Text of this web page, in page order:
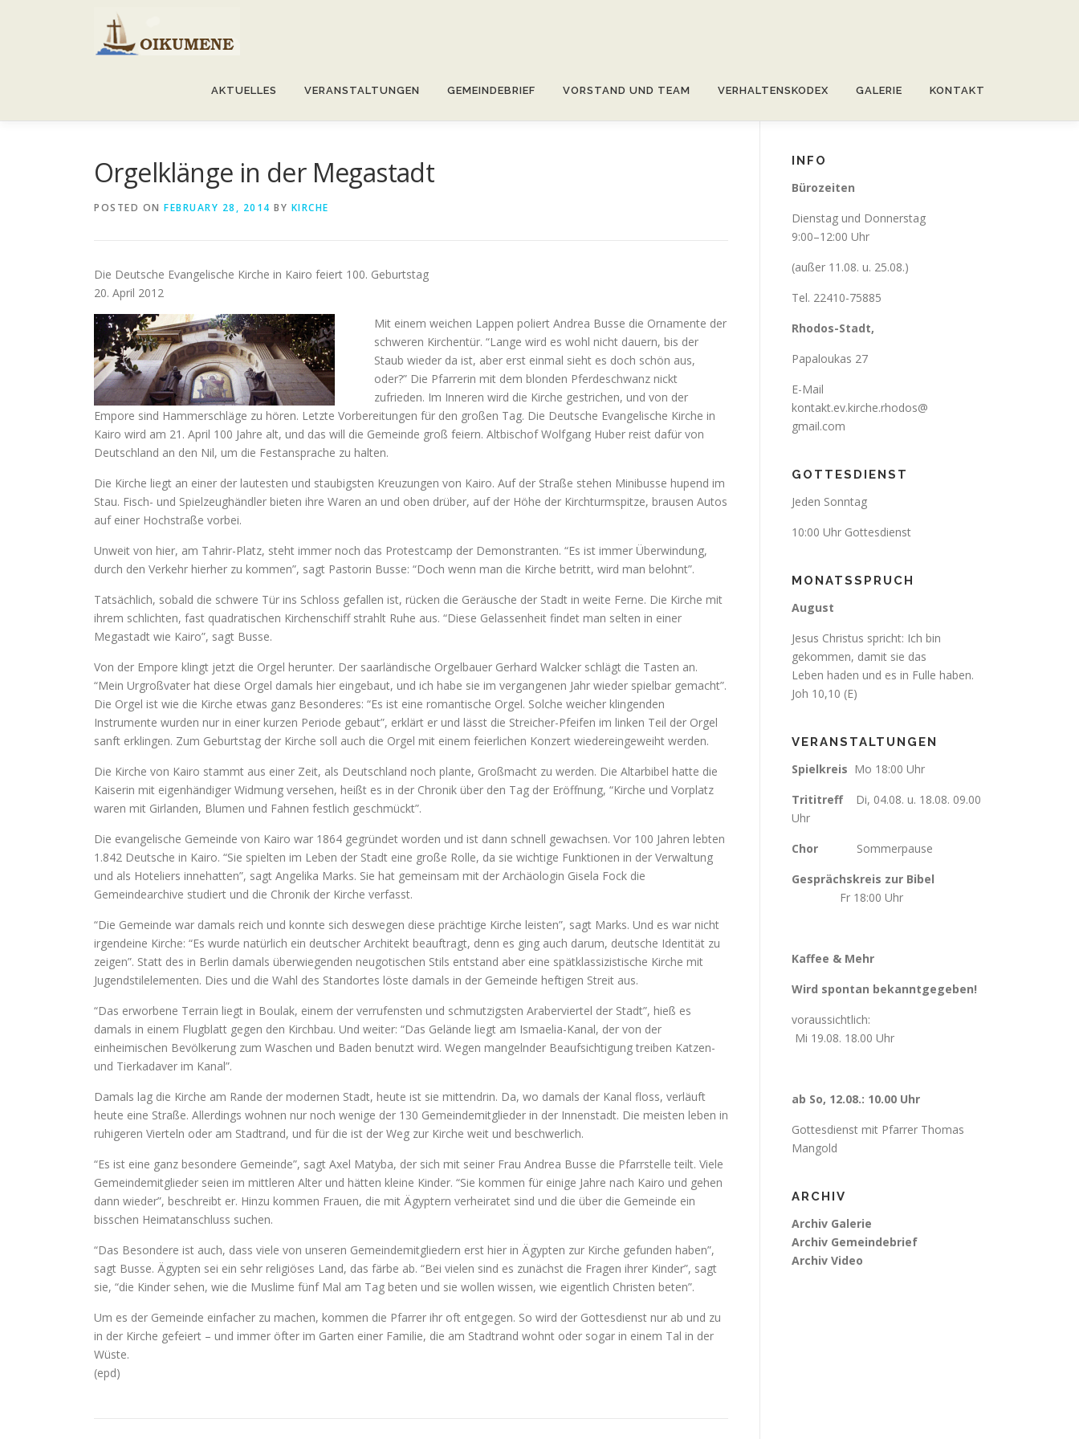
AKTUELLES VERANSTALTUNGEN GEMEINDEBRIEF VORSTAND UND TEAM VERHALTENSKODEX GALERIE KONTAKT
Orgelklänge in der Megastadt
POSTED ON FEBRUARY 28, 2014 BY KIRCHE
Die Deutsche Evangelische Kirche in Kairo feiert 100. Geburtstag
20. April 2012
Mit einem weichen Lappen poliert Andrea Busse die Ornamente der
schweren Kirchentür. “Lange wird es wohl nicht dauern, bis der
Staub wieder da ist, aber erst einmal sieht es doch schön aus,
oder?” Die Pfarrerin mit dem blonden Pferdeschwanz nickt
zufrieden. Im Inneren wird die Kirche gestrichen, und von der
Empore sind Hammerschläge zu hören. Letzte Vorbereitungen für den großen Tag. Die Deutsche Evangelische Kirche in
Kairo wird am 21. April 100 Jahre alt, und das will die Gemeinde groß feiern. Altbischof Wolfgang Huber reist dafür von
Deutschland an den Nil, um die Festansprache zu halten.
Die Kirche liegt an einer der lautesten und staubigsten Kreuzungen von Kairo. Auf der Straße stehen Minibusse hupend im
Stau. Fisch- und Spielzeughändler bieten ihre Waren an und oben drüber, auf der Höhe der Kirchturmspitze, brausen Autos
auf einer Hochstraße vorbei.
Unweit von hier, am Tahrir-Platz, steht immer noch das Protestcamp der Demonstranten. “Es ist immer Überwindung,
durch den Verkehr hierher zu kommen”, sagt Pastorin Busse: “Doch wenn man die Kirche betritt, wird man belohnt”.
Tatsächlich, sobald die schwere Tür ins Schloss gefallen ist, rücken die Geräusche der Stadt in weite Ferne. Die Kirche mit
ihrem schlichten, fast quadratischen Kirchenschiff strahlt Ruhe aus. “Diese Gelassenheit findet man selten in einer
Megastadt wie Kairo”, sagt Busse.
Von der Empore klingt jetzt die Orgel herunter. Der saarländische Orgelbauer Gerhard Walcker schlägt die Tasten an.
“Mein Urgroßvater hat diese Orgel damals hier eingebaut, und ich habe sie im vergangenen Jahr wieder spielbar gemacht”.
Die Orgel ist wie die Kirche etwas ganz Besonderes: “Es ist eine romantische Orgel. Solche weicher klingenden
Instrumente wurden nur in einer kurzen Periode gebaut”, erklärt er und lässt die Streicher-Pfeifen im linken Teil der Orgel
sanft erklingen. Zum Geburtstag der Kirche soll auch die Orgel mit einem feierlichen Konzert wiedereingeweiht werden.
Die Kirche von Kairo stammt aus einer Zeit, als Deutschland noch plante, Großmacht zu werden. Die Altarbibel hatte die
Kaiserin mit eigenhändiger Widmung versehen, heißt es in der Chronik über den Tag der Eröffnung, “Kirche und Vorplatz
waren mit Girlanden, Blumen und Fahnen festlich geschmückt”.
Die evangelische Gemeinde von Kairo war 1864 gegründet worden und ist dann schnell gewachsen. Vor 100 Jahren lebten
1.842 Deutsche in Kairo. “Sie spielten im Leben der Stadt eine große Rolle, da sie wichtige Funktionen in der Verwaltung
und als Hoteliers innehatten”, sagt Angelika Marks. Sie hat gemeinsam mit der Archäologin Gisela Fock die
Gemeindearchive studiert und die Chronik der Kirche verfasst.
“Die Gemeinde war damals reich und konnte sich deswegen diese prächtige Kirche leisten”, sagt Marks. Und es war nicht
irgendeine Kirche: “Es wurde natürlich ein deutscher Architekt beauftragt, denn es ging auch darum, deutsche Identität zu
zeigen”. Statt des in Berlin damals überwiegenden neugotischen Stils entstand aber eine spätklassizistische Kirche mit
Jugendstilelementen. Dies und die Wahl des Standortes löste damals in der Gemeinde heftigen Streit aus.
“Das erworbene Terrain liegt in Boulak, einem der verrufensten und schmutzigsten Araberviertel der Stadt”, hieß es
damals in einem Flugblatt gegen den Kirchbau. Und weiter: “Das Gelände liegt am Ismaelia-Kanal, der von der
einheimischen Bevölkerung zum Waschen und Baden benutzt wird. Wegen mangelnder Beaufsichtigung treiben Katzen-
und Tierkadaver im Kanal”.
Damals lag die Kirche am Rande der modernen Stadt, heute ist sie mittendrin. Da, wo damals der Kanal floss, verläuft
heute eine Straße. Allerdings wohnen nur noch wenige der 130 Gemeindemitglieder in der Innenstadt. Die meisten leben in
ruhigeren Vierteln oder am Stadtrand, und für die ist der Weg zur Kirche weit und beschwerlich.
“Es ist eine ganz besondere Gemeinde”, sagt Axel Matyba, der sich mit seiner Frau Andrea Busse die Pfarrstelle teilt. Viele
Gemeindemitglieder seien im mittleren Alter und hätten kleine Kinder. “Sie kommen für einige Jahre nach Kairo und gehen
dann wieder”, beschreibt er. Hinzu kommen Frauen, die mit Ägyptern verheiratet sind und die über die Gemeinde ein
bisschen Heimatanschluss suchen.
“Das Besondere ist auch, dass viele von unseren Gemeindemitgliedern erst hier in Ägypten zur Kirche gefunden haben”,
sagt Busse. Ägypten sei ein sehr religiöses Land, das färbe ab. “Bei vielen sind es zunächst die Fragen ihrer Kinder”, sagt
sie, “die Kinder sehen, wie die Muslime fünf Mal am Tag beten und sie wollen wissen, wie eigentlich Christen beten”.
Um es der Gemeinde einfacher zu machen, kommen die Pfarrer ihr oft entgegen. So wird der Gottesdienst nur ab und zu
in der Kirche gefeiert – und immer öfter im Garten einer Familie, die am Stadtrand wohnt oder sogar in einem Tal in der
Wüste.
(epd)
INFO
Bürozeiten
Dienstag und Donnerstag
9:00–12:00 Uhr
(außer 11.08. u. 25.08.)
Tel. 22410-75885
Rhodos-Stadt,
Papaloukas 27
E-Mail
kontakt.ev.kirche.rhodos@
gmail.com
GOTTESDIENST
Jeden Sonntag
10:00 Uhr Gottesdienst
MONATSSPRUCH
August
Jesus Christus spricht: Ich bin
gekommen, damit sie das
Leben haden und es in Fulle haben.
Joh 10,10 (E)
VERANSTALTUNGEN
Spielkreis Mo 18:00 Uhr
TrititreffDi, 04.08. u. 18.08. 09.00
Uhr
Chor Sommerpause
Gesprächskreis zur Bibel
Fr 18:00 Uhr
Kaffee & Mehr
Wird spontan bekanntgegeben!
voraussichtlich:
Mi 19.08. 18.00 Uhr
ab So, 12.08.: 10.00 Uhr
Gottesdienst mit Pfarrer Thomas
Mangold
ARCHIV
Archiv Galerie
Archiv Gemeindebrief
Archiv Video